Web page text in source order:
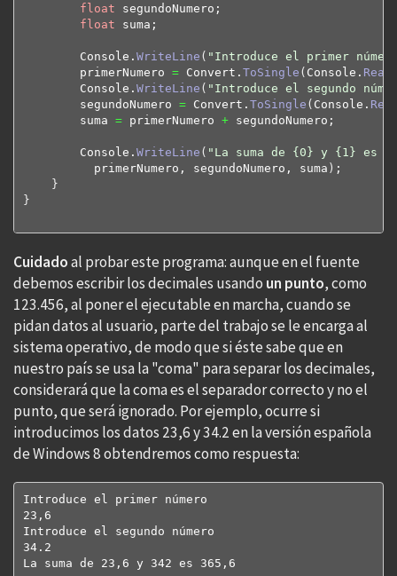
float segundoNumero;
float suma;
        Console.
WriteLine ( "Introduce el primer
        primerNumero
= Convert. ToSingle ( Console.
        Console.
WriteLine ( "Introduce el segundo
        segundoNumero
= Convert. ToSingle ( Console.
        suma
= primerNumero + segundoNumero;
        Console.
WriteLine ( "La suma de {0} y {1} es
          primerNumero, segundoNumero, suma
) ;
}
}
Cuidadoal probar este programa: aunque en el fuente
debemos escribir los decimales usando un punto, como
123.456, al poner el ejecutable en marcha, cuando se
pidan datos al usuario, parte del trabajo se le encarga al
sistema operativo, de modo que si éste sabe que en
nuestro país se usa la "coma" para separar los decimales,
considerará que la coma es el separador correcto y no el
punto, que será ignorado. Por ejemplo, ocurre si
introducimos los datos 23,6 y 34.2 en la versión española
de Windows 8 obtendremos como respuesta:
Introduce el primer número
23,6
Introduce el segundo número
34.2
La suma de 23,6 y 342 es 365,6